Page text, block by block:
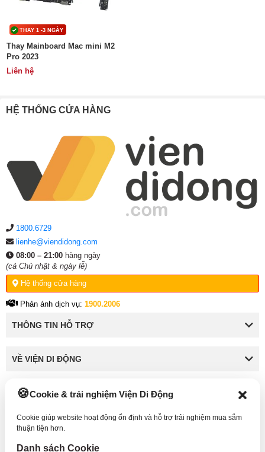
Cookie & trải nghiệm Viện Di Động
Cookie giúp website hoạt động ổn định và hỗ trợ trải nghiệm mua sắm
thuận tiện hơn.
Danh sách Cookie
THAY 1 -3 NGÀY
Thay Mainboard Mac mini M2
Pro 2023
Liên hệ
HỆ THỐNG CỬA HÀNG
1800.6729
lienhe@viendidong.com
08:00 – 21:00 hàng ngày
(cả Chủ nhật & ngày lễ)
Hệ thống cửa hàng
Phản ánh dịch vụ: 1900.2006
THÔNG TIN HỖ TRỢ
VỀ VIỆN DI ĐỘNG
KẾT NỐI VỚI VIỆN DI ĐỘNG